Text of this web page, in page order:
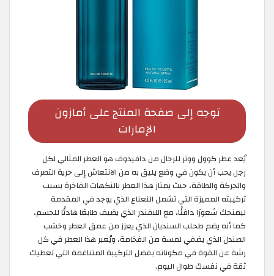
توجه إلى صفحة المنتج على أمازون
الإمارات
يُعد عطر كوول ووتر للرجال من دافيدوف هو العطر المثالي لكل
رجل يحب أن يكون في وضع يليق به من الانتعاش إلى حرية التصرف
والحركة والطاقة، حيث يمتاز هذا العطر بالنكهات الفاخرة بسبب
تركيبته المميزة التي تشمل النعناع الذي يوجد في المقدمة
ليمنحك شعورًا دافئًا، مع اللافندر الذي يضيف طابعًا هادئًا للجسم،
كما أنه يضم طحلب السنديان الذي يعزز من عمق العطر وخشب
الصندل الذي يضفي لمسة من الفخامة، ويُعبر هذا العطر في كل
رشة عن القوة في مكوناته بفضل التركيبة المتناغمة التي تعطيك
ثقة في نفسك طوال اليوم.